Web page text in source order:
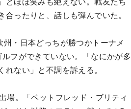
ったりと、話しも弾んでいた。
・日本どっちが勝つかトーナメ
フができていない。「なにかが多
ない」と不調を訴える。
場。「ベットフレッド・ブリティ